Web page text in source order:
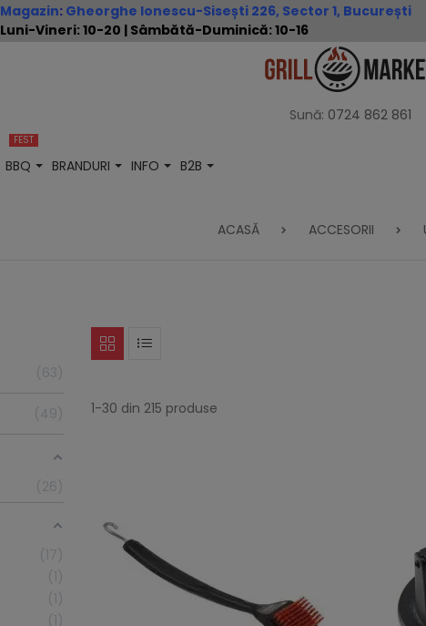
Magazin: Gheorghe Ionescu-Sisești 226, Sector 1, București
Luni-Vineri: 10-20 | Sâmbătă-Duminică: 10-16
Sună: 0724 862 861
BBQ
FEST
BRANDURI INFO
B2B
ACASĂ ACCESORII
63
49
26
17
1
1
1
1-30 din 215 produse